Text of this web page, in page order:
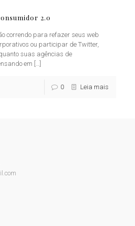
2.0
correndo para refazer seus web
ou participar de Twitter,
suas agências de
em […]
0 Leia mais